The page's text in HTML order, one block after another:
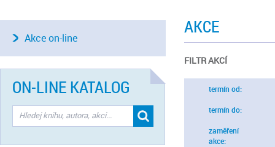
AKCE
FILTR AKCÍ
termín od:
termín do:
zaměření
akce:
Akce on-line
ON-LINE KATALOG